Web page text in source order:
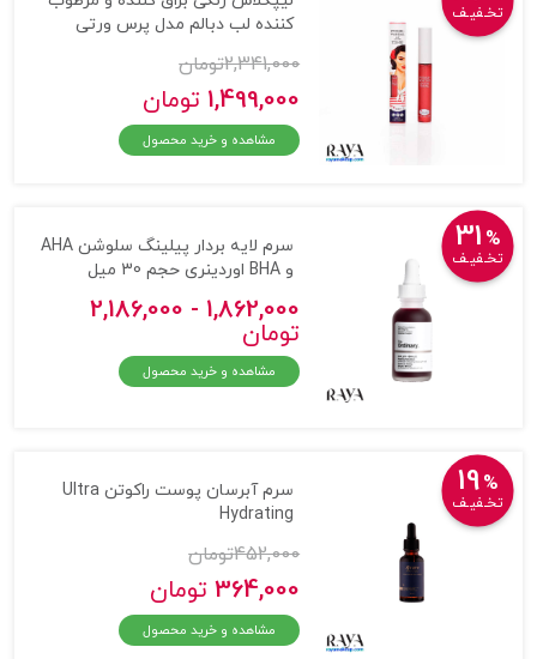
تخـفیـف
کننده لب دبالم مدل پرس ورتی
2,341,000تومان
1,499,000 تومان
مشاهده و خرید محصول
31 %
تخـفیـف
سرم لایه بردار پیلینگ سلوشن AHA
و BHA اوردینری حجم 30 میل
1,862,000 - 2,186,000
تومان
مشاهده و خرید محصول
19%
تخـفیـف
سرم آبرسان پوست راکوتن Ultra
Hydrating
452,000تومان
364,000 تومان
مشاهده و خرید محصول